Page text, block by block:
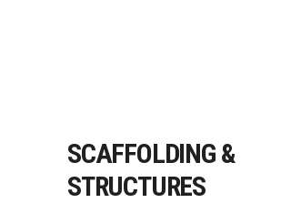
SCAFFOLDING &
STRUCTURES